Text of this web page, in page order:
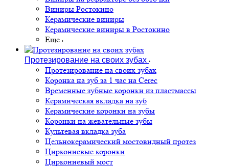
Виниры Ростокино
Керамические виниры
Керамические виниры в Ростокино
Еще
Протезирование на своих зубах
Протезирование на своих зубах
Коронка на зуб за 1 час на Cerec
Временные зубные коронки из пластмассы
Керамическая вкладка на зуб
Керамические коронки на зубы
Коронки на жевательные зубы
Культевая вкладка зуба
Цельнокерамический мостовидный протез
Циркониевые коронки
Циркониевый мост